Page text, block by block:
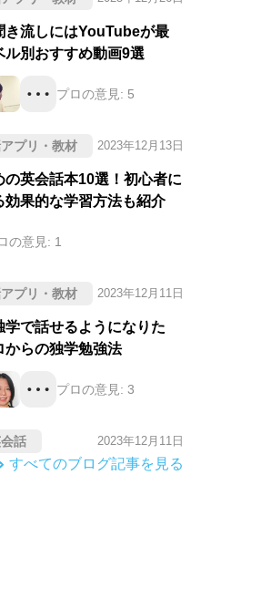
き流しにはYouTubeが最
ル別おすすめ動画9選
プロの意見: 5
プリ・教材 2023年12月13日
の英会話本10選！初心者に
効果的な学習方法も紹介
の意見: 1
プリ・教材 2023年12月11日
学で話せるようになりた
からの独学勉強法
プロの意見: 3
話 2023年12月11日
すべてのブログ記事を見る